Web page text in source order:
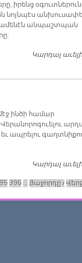
իրենց օգուտներուն
նոյնպէս
ամենէն անպաշտպան
Կարդալ
ինծի համար
եւ ապրելու
Կարդալ
396 … Յաջորդը ›